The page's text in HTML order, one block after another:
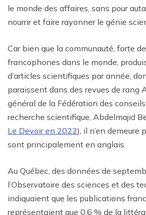
le monde des affaires, sans pour
nourrir et faire rayonner le génie
Car bien que la communauté, forte
francophones dans le monde,
d’articles scientifiques par année,
paraissent dans des revues de rang
général de la Fédération des
recherche scientifique, Abdelmajid
Le Devoir en 2022), il n’en demeure
sont principalement en anglais.
Au Québec, des données de
l’Observatoire des sciences et des
indiquaient que les publications
représentaient que 0,6 % de la